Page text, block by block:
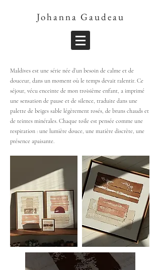
Johanna Gaudeau
Maldives est une série née d’un besoin de calme et de
douceur, dans un moment où le temps devait ralentir. Ce
séjour, vécu enceinte de mon troisième enfant, a imprimé
une sensation de pause et de silence, traduite dans une
palette de beiges sable légèrement rosés, de bruns chauds et
de teintes minérales. Chaque toile est pensée comme une
respiration : une lumière douce, une matière discrète, une
présence apaisante.